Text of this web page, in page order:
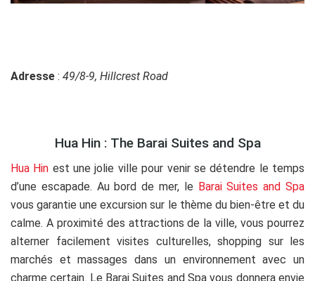
Adresse : 49/8-9, Hillcrest Road
Hua Hin : The Barai Suites and Spa
Hua Hin est une jolie ville pour venir se détendre le temps
d’une escapade. Au bord de mer, le Barai Suites and Spa
vous garantie une excursion sur le thème du bien-être et du
calme. A proximité des attractions de la ville, vous pourrez
alterner facilement visites culturelles, shopping sur les
marchés et massages dans un environnement avec un
charme certain. Le Barai Suites and Spa vous donnera envie